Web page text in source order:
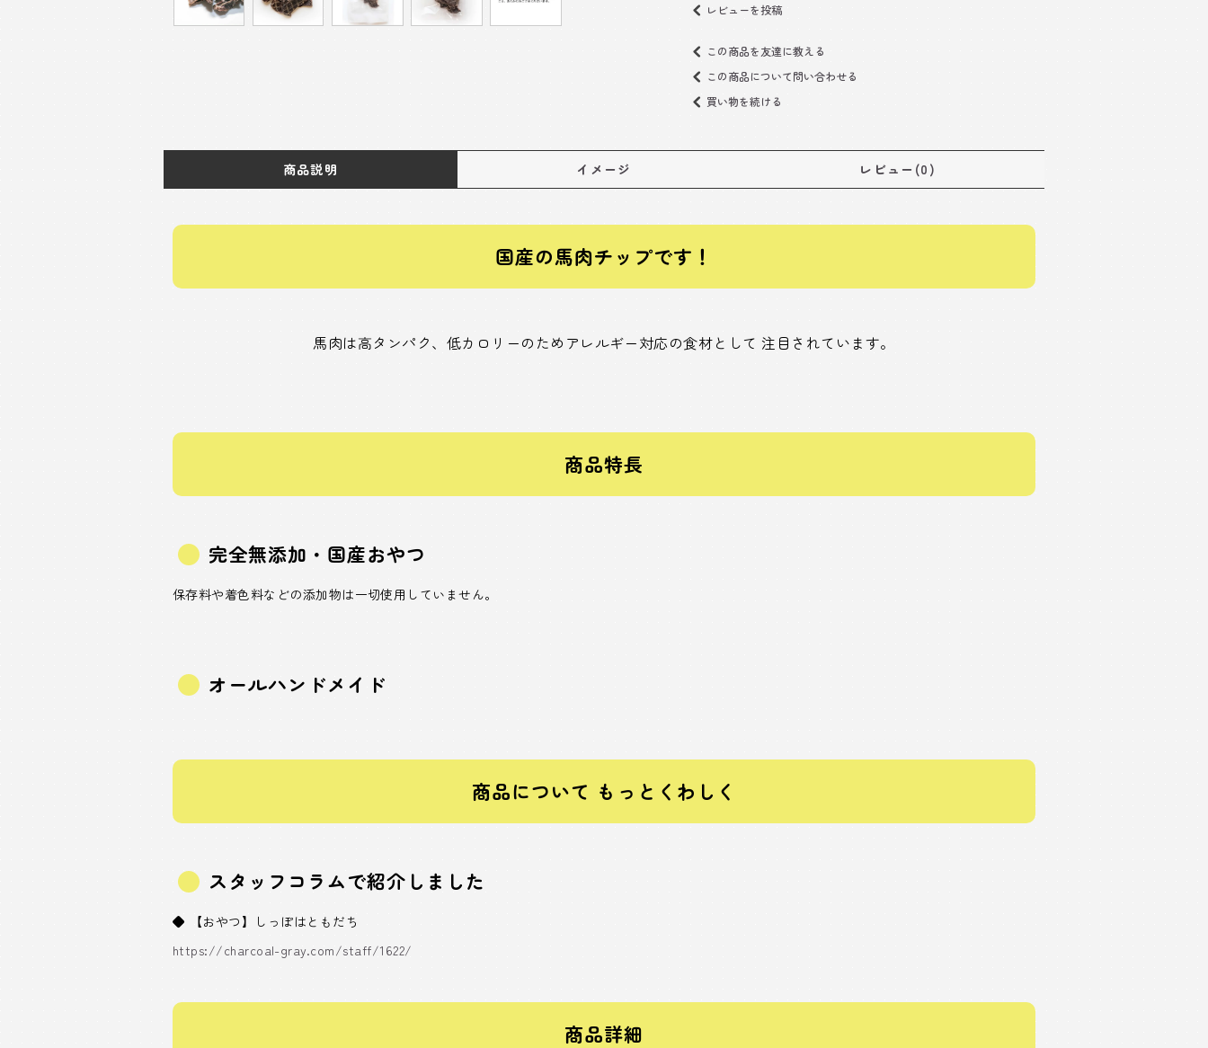
レビューを投稿
この商品を友達に教える
この商品について問い合わせる
買い物を続ける
商品説明 イメージ レビュー(0)
国産の馬肉チップです！
馬肉は高タンパク、低カロリーのためアレルギー対応の食材として 注目されています。
商品特長
完全無添加・国産おやつ
保存料や着色料などの添加物は一切使用していません。
オールハンドメイド
商品について もっとくわしく
スタッフコラムで紹介しました
◆ 【おやつ】しっぽはともだち
https://charcoal-gray.com/staff/1622/
商品詳細